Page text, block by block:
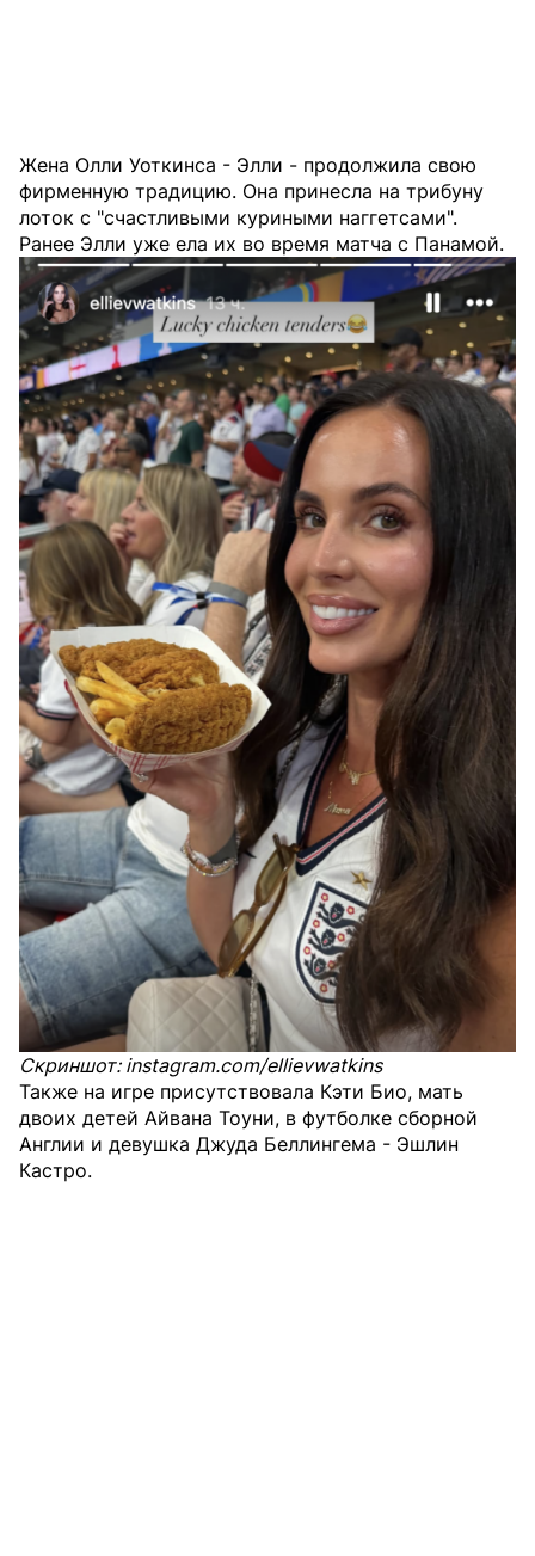
Жена Олли Уоткинса - Элли - продолжила свою
фирменную традицию. Она принесла на трибуну
лоток с "счастливыми куриными наггетсами".
Ранее Элли уже ела их во время матча с Панамой.
Скриншот: instagram.com/ellievwatkins
Также на игре присутствовала Кэти Био, мать
двоих детей Айвана Тоуни, в футболке сборной
Англии и девушка Джудa Беллингема - Эшлин
Кастро.